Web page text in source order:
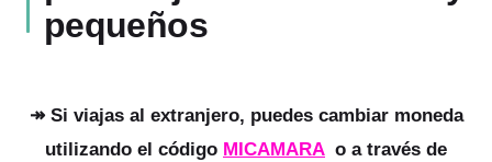
pequeños
↠ Si viajas al extranjero, puedes cambiar moneda
utilizando el código MICAMARA o a través de